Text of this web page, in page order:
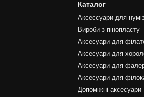
Каталог
Аксессуари для
Вироби з пінопласту
Аксесуари для
Аксесуари для
Аксесуари для
Аксесуари для
Допоміжні аксесуари